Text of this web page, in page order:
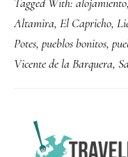
más
de
Altamira, El Capricho,
Potes, pueblos bonitos,
Vicente de la Barquera,
PRIMARY